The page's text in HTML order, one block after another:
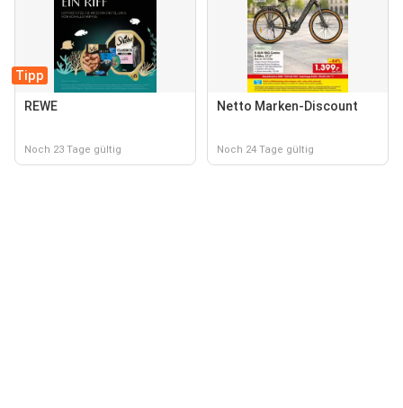
Tipp
REWE
Noch 23 Tage gültig
Netto Marken-Discount
Noch 24 Tage gültig